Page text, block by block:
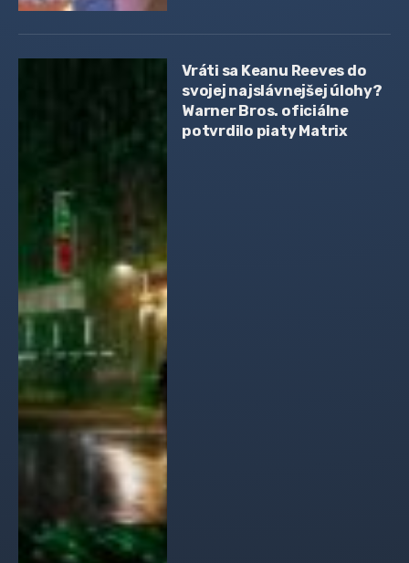
Vráti sa Keanu Reeves do
svojej najslávnejšej úlohy?
Warner Bros. oficiálne
potvrdilo piaty Matrix